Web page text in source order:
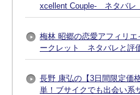
xcellent Couple- ネタバレ
梅林 昭郷の恋愛アフィリ
ークレット ネタバレと評
長野 康弘の【3日間限定価
単！ブサイクでも出会い系